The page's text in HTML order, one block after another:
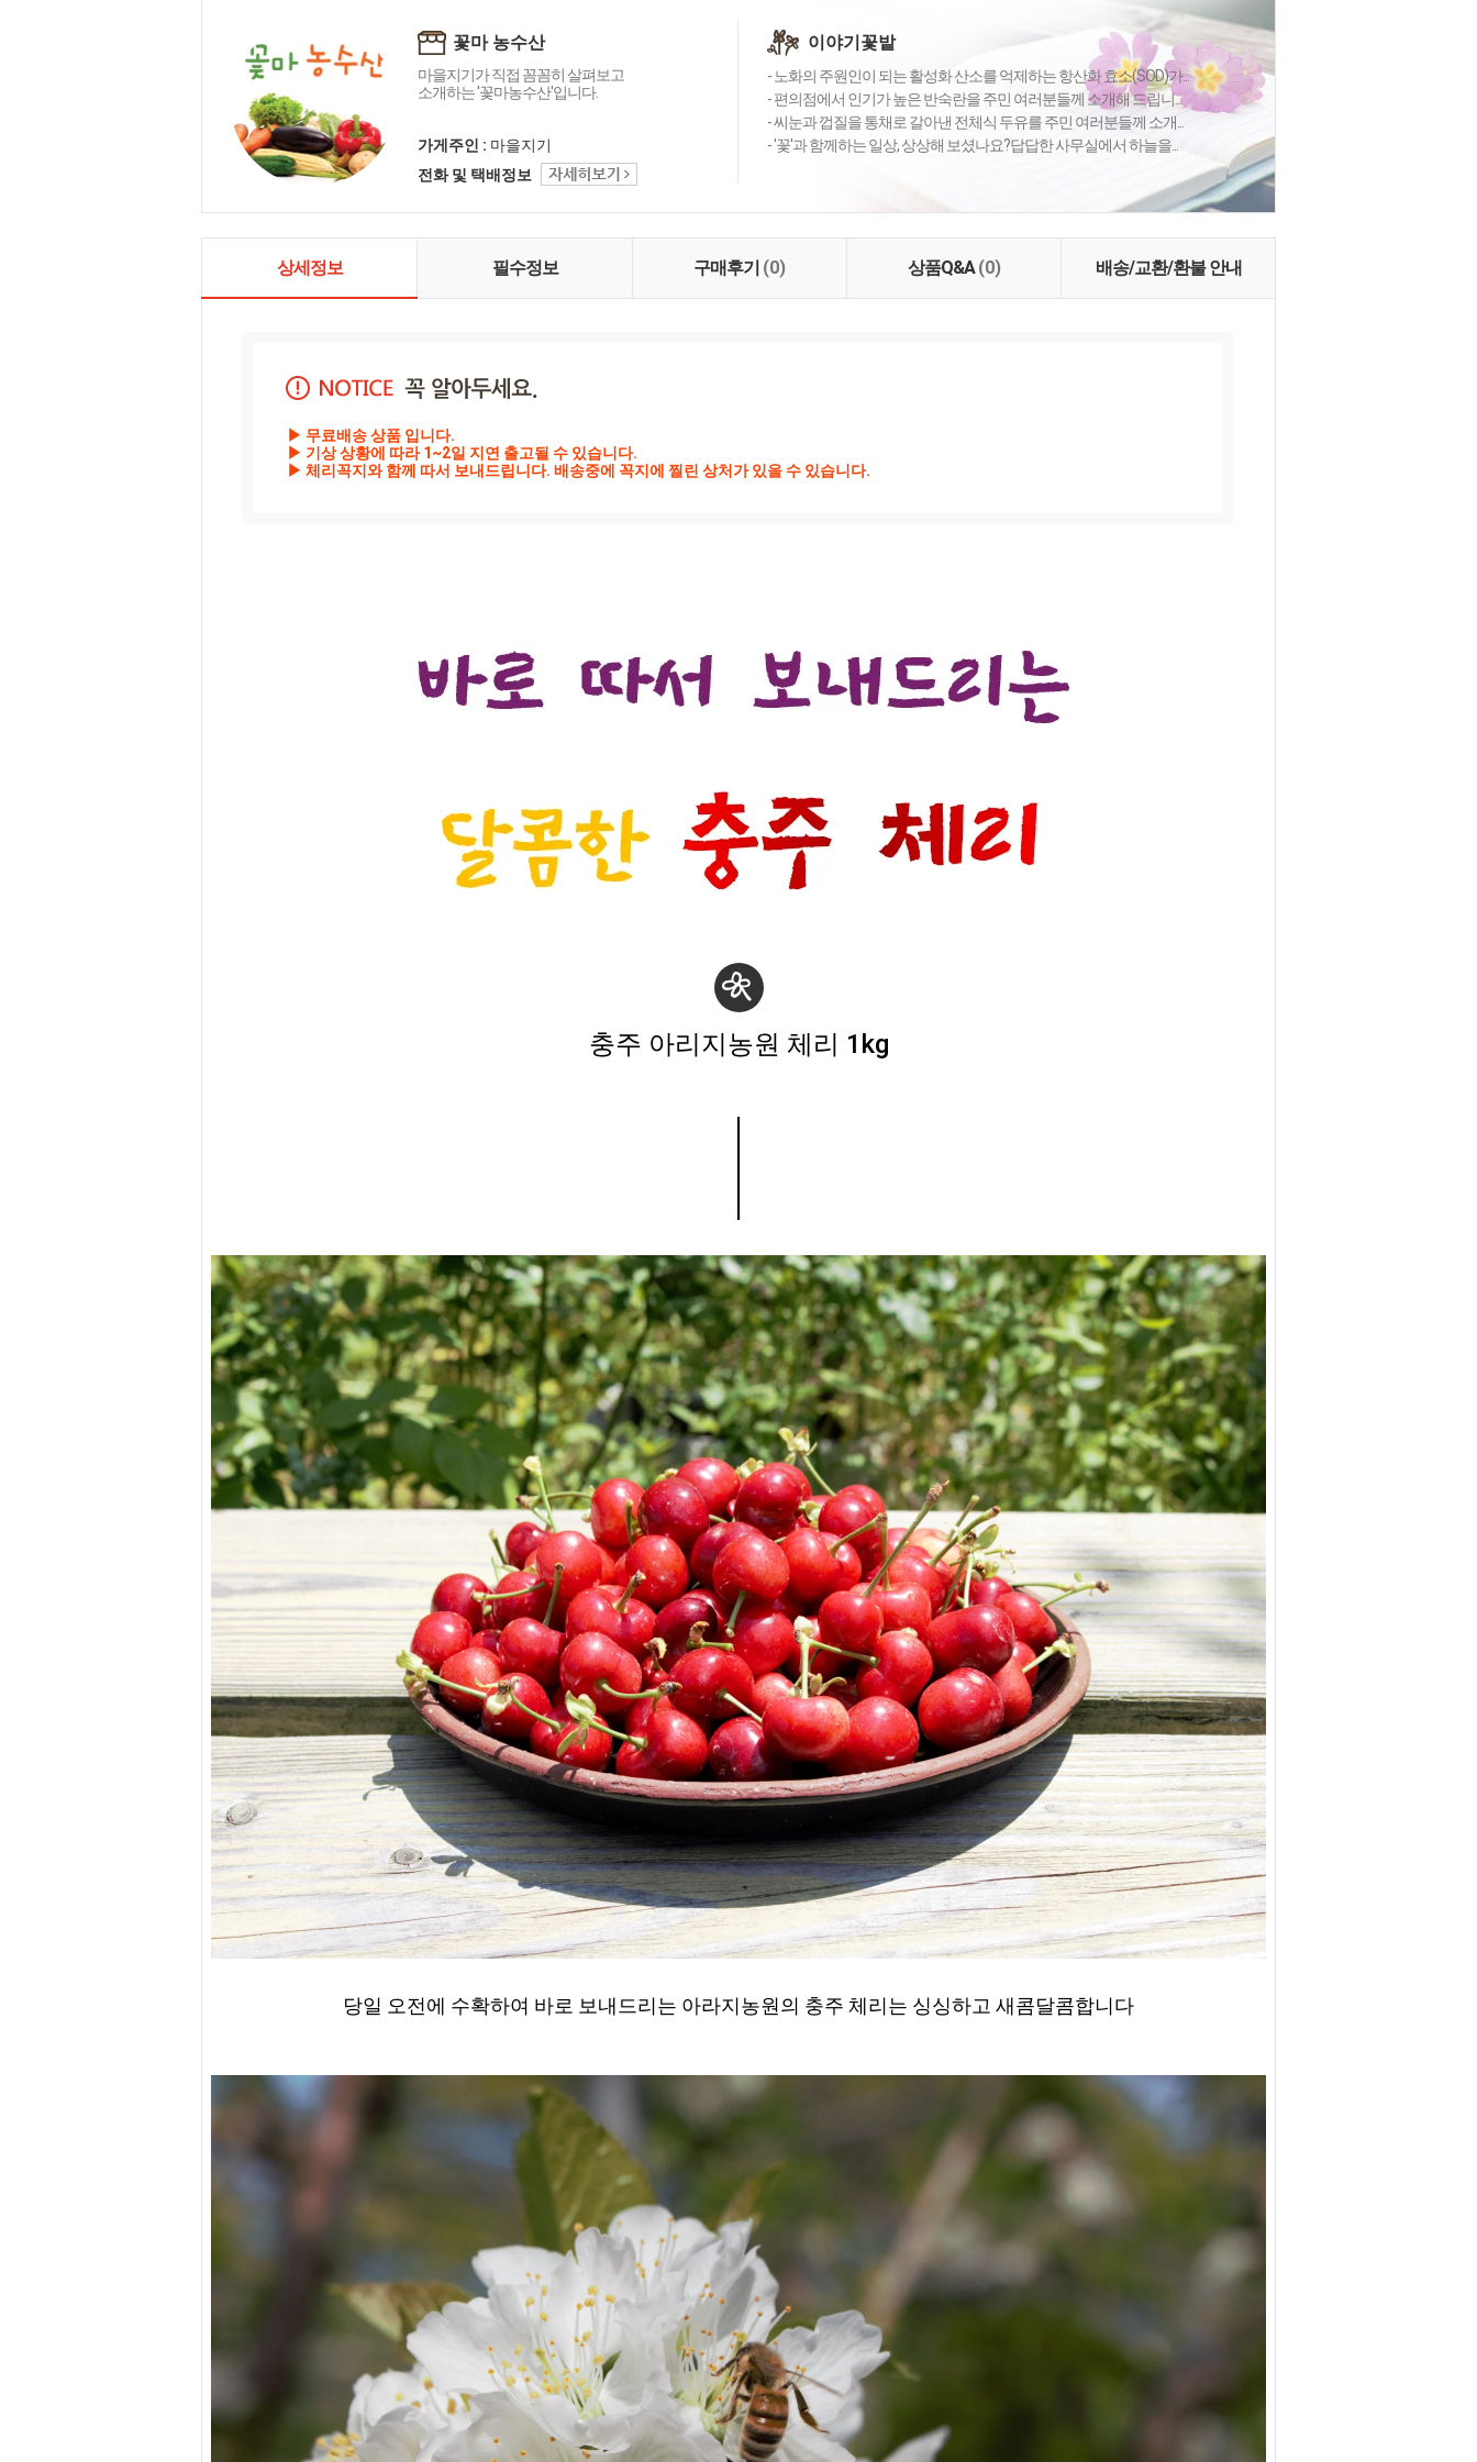
꽃마 농수산
마을지기가 직접 꼼꼼히 살펴보고
소개하는 '꽃마농수산'입니다.
가게주인 : 마을지기
전화 및 택배정보
이야기꽃밭
- 노화의 주원인이 되는 활성화 산소를 억제하는 항산화 효소(SOD)가...
- 편의점에서 인기가 높은 반숙란을 주민 여러분들께 소개해 드립니...
- 씨눈과 껍질을 통채로 갈아낸 전체식 두유를 주민 여러분들께 소개...
- '꽃'과 함께하는 일상, 상상해 보셨나요?답답한 사무실에서 하늘을...
상세정보 필수정보 구매후기 (0) 상품Q&A(0) 배송/교환/환불 안내
▶ 무료배송 상품 입니다.
▶ 기상 상황에 따라 1~2일 지연 출고될 수 있습니다.
▶ 체리꼭지와 함께 따서 보내드립니다. 배송중에 꼭지에 찔린 상처가 있을 수 있습니다.
충주 아리지농원 체리 1kg
당일 오전에 수확하여 바로 보내드리는 아라지농원의 충주 체리는 싱싱하고 새콤달콤합니다